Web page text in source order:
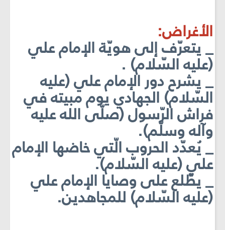
الأغراض:
_ يتعرّف إلى هويّة الإمام علي
(عليه السّلام) .
_ يشرح دور الإمام علي (عليه
السّلام) الجهادي يوم مبيته في
فراش الرّسول (صلّى الله عليه
وآله وسلّم).
_ يُعدّد الحروب الّتي خاضها الإمام
علي (عليه السّلام).
_ يطّلع على وصايا الإمام علي
(عليه السّلام) للمجاهدين.